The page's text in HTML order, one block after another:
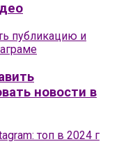
новости в